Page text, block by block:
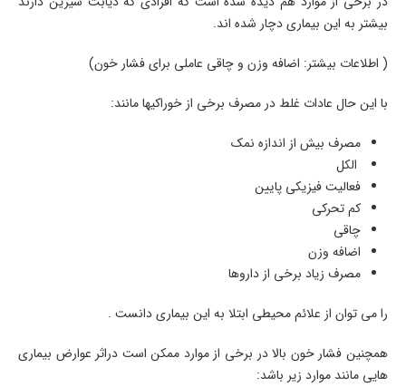
بیشتر به این بیماری دچار شده اند.
( اطلاعات بیشتر: اضافه وزن و چاقی عاملی برای فشار خون)
با این حال عادات غلط در مصرف برخی از خوراکیها مانند:
مصرف بیش از اندازه نمک
الکل
فعالیت فیزیکی پایین
کم تحرکی
چاقی
اضافه وزن
مصرف زیاد برخی از داروها
را می توان از علائم محیطی ابتلا به این بیماری دانست .
همچنین فشار خون بالا در برخی از موارد ممکن است دراثر عوارض بیماری
هایی مانند موارد زیر باشد: